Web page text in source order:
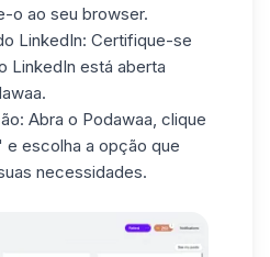
o ao seu browser.
LinkedIn: Certifique-se
LinkedIn está aberta
: Abra o Podawaa, clique
escolha a opção que
necessidades.